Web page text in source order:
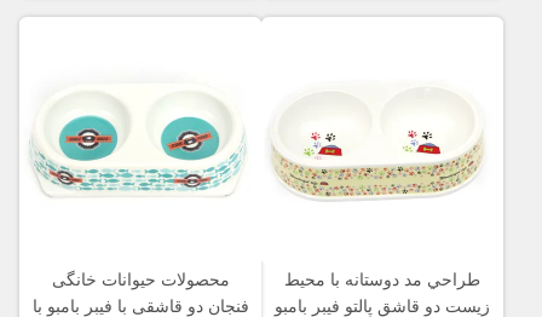
طراحي مد دوستانه با محیط
زیست دو قاشق پالتو فیبر بامبو
محصولات حیوانات خانگی
فنجان دو قاشقی با فیبر بامبو با